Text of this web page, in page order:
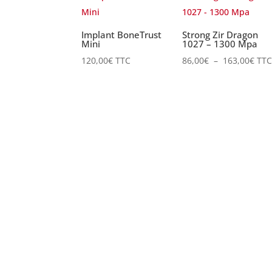
Implant BoneTrust
Mini
120,00€ TTC
Strong Zir Dragon
1027 – 1300 Mpa
86,00€ – 163,00€Plage
TTC